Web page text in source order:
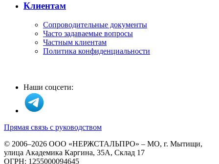
Клиентам
Сопроводительные документы
Часто задаваемые вопросы
Частным клиентам
Политика конфиденциальности
Наши соцсети:
Прямая связь с руководством
© 2006–2026 ООО «НЕРЖСТАЛЬПРО» – МО, г. Мытищи,
улица Академика Каргина, 35А, Склад 17
ОГРН: 1255000094645